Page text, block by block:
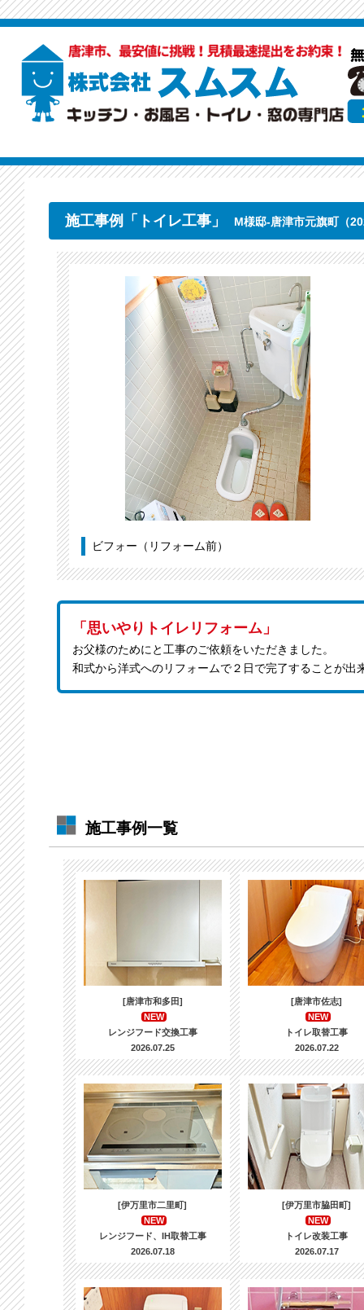
施工事例「トイレ工事」 M様邸-唐津市元旗町（
ビフォー（リフォーム前）
「思いやりトイレリフォーム」
お父様のためにと工事のご依頼をいただきました。
和式から洋式へのリフォームで２日で完了することが出
施工事例一覧
[唐津市和多田]
NEW
レンジフード交換工事
2026.07.25
[唐津市佐志]
NEW
トイレ取替工事
2026.07.22
[伊万里市二里町]
NEW
レンジフード、IH取替工事
2026.07.18
[伊万里市脇田町]
NEW
トイレ改装工事
2026.07.17